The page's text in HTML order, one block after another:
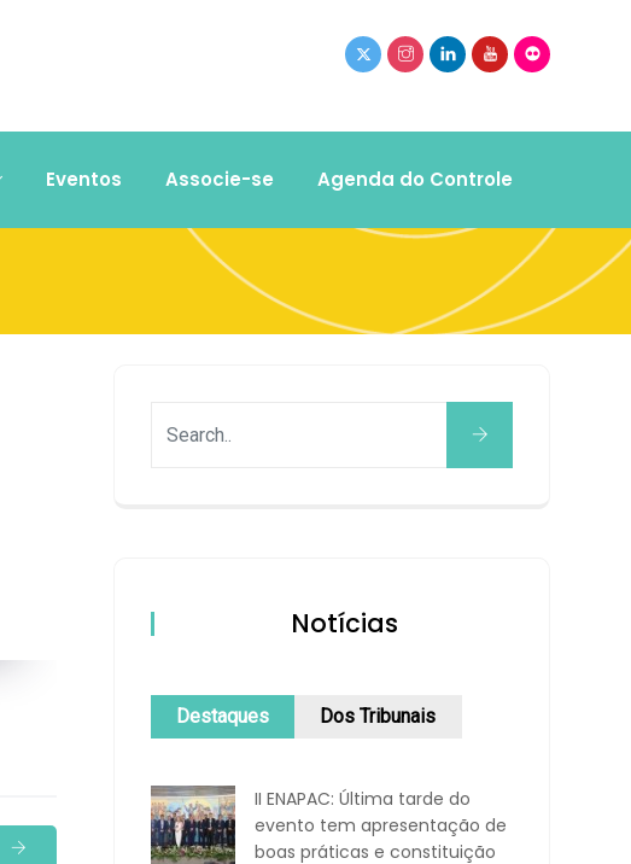
Eventos Associe-se Agenda do Controle
Notícias
Destaques Dos Tribunais
II ENAPAC: Última tarde do
evento tem apresentação de
boas práticas e constituição